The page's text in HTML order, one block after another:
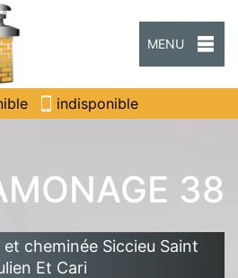
MENU
indisponible
38
cheminée Siccieu Saint
Et Cari